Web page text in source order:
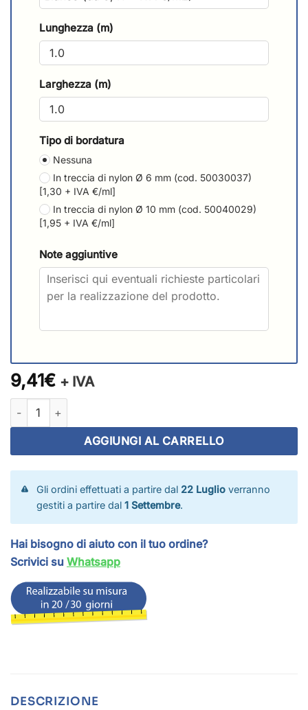
Lunghezza (m)
Larghezza (m)
Tipo di bordatura
Nessuna
In treccia di nylon Ø 6 mm (cod. 50030037)
[1,30 + IVA €/ml]
In treccia di nylon Ø 10 mm (cod. 50040029)
[1,95 + IVA €/ml]
Note aggiuntive
9,41€ + IVA
Rete da recinzione su misura maglia 48×48 mm quantità
AGGIUNGI AL CARRELLO
Gli ordini effettuati a partire dal 22 Luglio verranno
gestiti a partire dal1 Settembre.
Hai bisogno di aiuto con il tuo ordine?
Scrivici su Whatsapp
DESCRIZIONE